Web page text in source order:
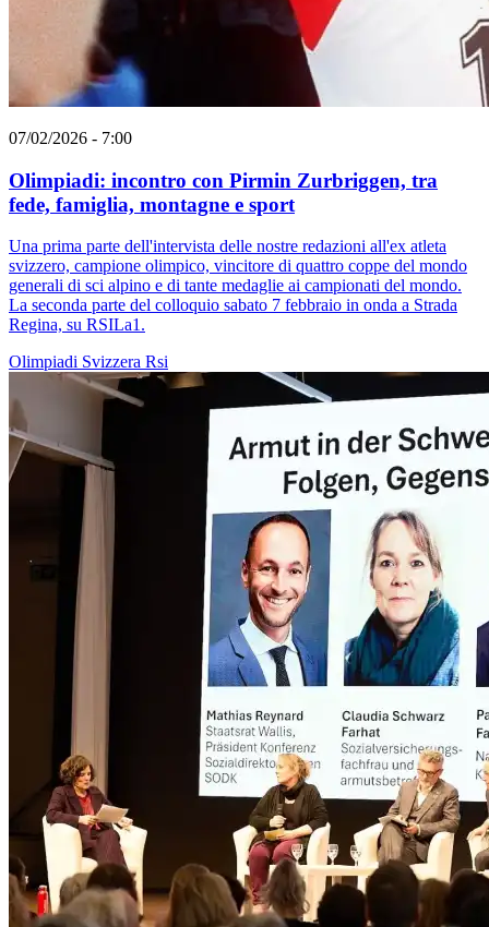
07/02/2026 - 7:00
Olimpiadi: incontro con Pirmin Zurbriggen, tra
fede, famiglia, montagne e sport
Una prima parte dell'intervista delle nostre redazioni all'ex atleta
svizzero, campione olimpico, vincitore di quattro coppe del mondo
generali di sci alpino e di tante medaglie ai campionati del mondo.
La seconda parte del colloquio sabato 7 febbraio in onda a Strada
Regina, su RSILa1.
Olimpiadi Svizzera Rsi